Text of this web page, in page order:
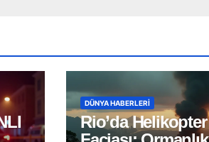
DÜNYA HABERLERI
Rio’da Helikopter